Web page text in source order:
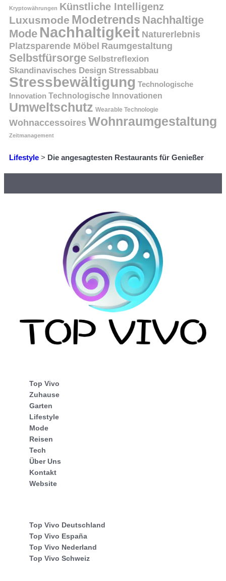
Kryptowährungen Künstliche Intelligenz
Luxusmode Modetrends Nachhaltige
Mode Nachhaltigkeit Naturerlebnis
Platzsparende Möbel Raumgestaltung
Selbstfürsorge Selbstreflexion
Skandinavisches Design Stressabbau
Stressbewältigung Technologische
Innovation Technologische Innovationen
Umweltschutz Wearable Technologie
Wohnaccessoires Wohnraumgestaltung
Zeitmanagement
Lifestyle > Die angesagtesten Restaurants für Genießer
Top Vivo
Zuhause
Garten
Lifestyle
Mode
Reisen
Tech
Über Uns
Kontakt
Website
Top Vivo Deutschland
Top Vivo España
Top Vivo Nederland
Top Vivo Schweiz